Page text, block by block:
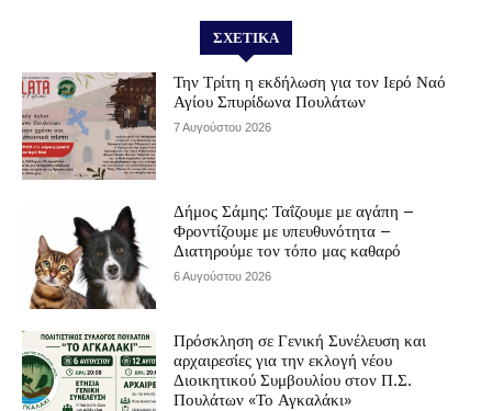
ΣΧΕΤΙΚΆ
Την Τρίτη η εκδήλωση για τον Ιερό Ναό
Αγίου Σπυρίδωνα Πουλάτων
7 Αυγούστου 2026
Δήμος Σάμης: Ταΐζουμε με αγάπη –
Φροντίζουμε με υπευθυνότητα –
Διατηρούμε τον τόπο μας καθαρό
6 Αυγούστου 2026
Πρόσκληση σε Γενική Συνέλευση και
αρχαιρεσίες για την εκλογή νέου
Διοικητικού Συμβουλίου στον Π.Σ.
Πουλάτων «Το Αγκαλάκι»